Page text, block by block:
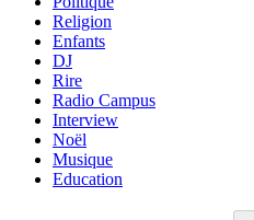
Religion
Enfants
DJ
Rire
Radio Campus
Interview
Noël
Musique
Education